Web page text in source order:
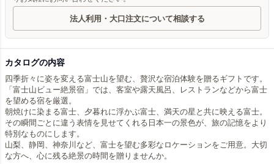
法人利用・大口注文について相談する
カタログの内容
四季折々に姿を変える富士山を望む、贅沢な宿泊体験を贈るギフトです。
「富士山ビュー絶景宿」では、客室や露天風呂、レストランなどから富士
を望める宿を厳選。
朝焼けに染まる富士、夕暮れに浮かぶ富士、満天の星と共に映える富士。
その瞬間ごとに違う表情を見せてくれる日本一の景色が、旅の記憶をより
特別なものにします。
山梨、静岡、神奈川など、富士を望む多彩なロケーションをご用意。大切
な方へ、心に残る絶景の時間を贈りませんか。